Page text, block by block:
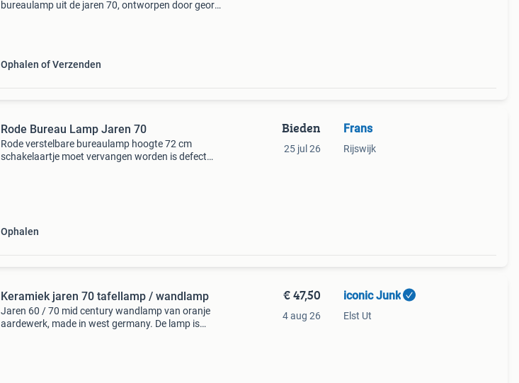
bureaulamp uit de jaren 70, ontworpen door george
Ophalen of Verzenden
Rode Bureau Lamp Jaren 70
Rode verstelbare bureaulamp hoogte 72 cm
schakelaartje moet vervangen worden is defect
Ophalen
Bieden
25 jul 26
Frans
Rijswijk
Keramiek jaren 70 tafellamp / wandlamp
Jaren 60 / 70 mid century wandlamp van oranje
aardewerk, made in west germany. De lamp is
€ 47,50
4 aug 26
iconic Junk
Elst Ut